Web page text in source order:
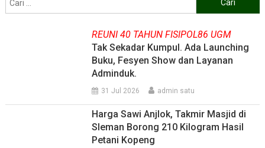
untuk:
REUNI 40 TAHUN FISIPOL86 UGM
Tak Sekadar Kumpul. Ada Launching
Buku, Fesyen Show dan Layanan
Adminduk.
31 Jul 2026 admin satu
Harga Sawi Anjlok, Takmir Masjid di
Sleman Borong 210 Kilogram Hasil
Petani Kopeng